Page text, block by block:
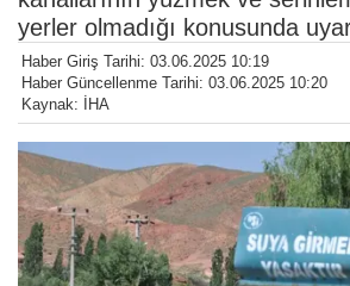
yerler olmadığı konusunda
Haber Giriş Tarihi: 03.06.2025 10:19
Haber Güncellenme Tarihi: 03.06.2025 10:20
Kaynak: İHA